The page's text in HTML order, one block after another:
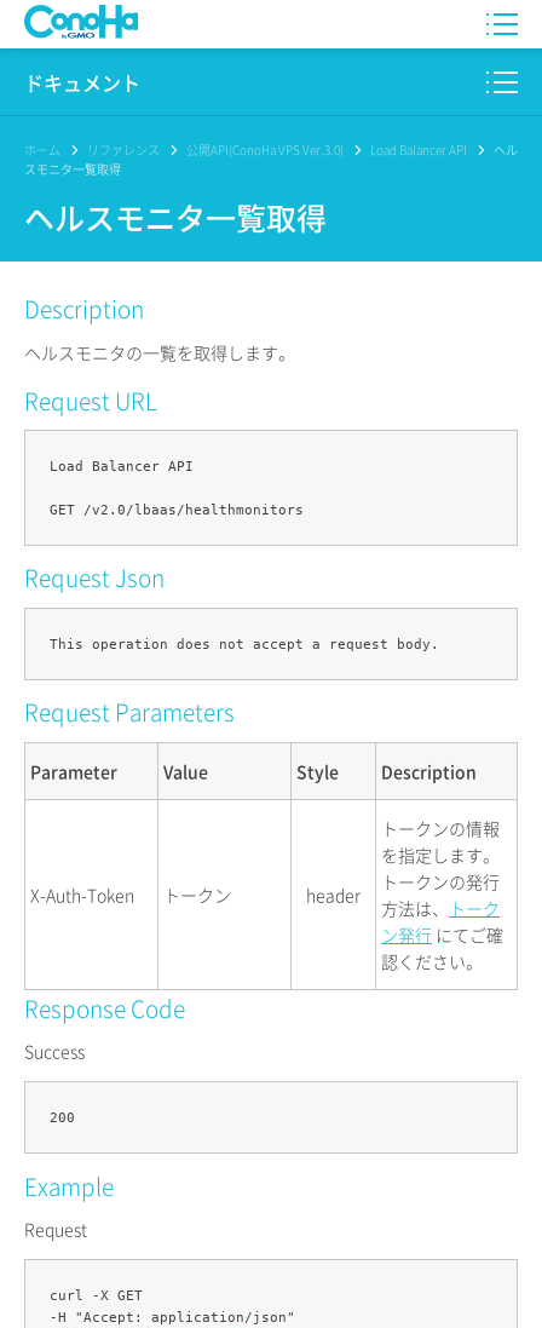
WING
Pencil
サービス一覧
サポート
ドキュメント
このサイトについて
プロダクト
リファレンス
リリースノート
ホーム リファレンス 公開API(ConoHa VPS Ver.3.0) Load Balancer API
ヘル
スモニタ一覧取得
ヘルスモニタ一覧取得
Description
ヘルスモニタの一覧を取得します。
Request URL
Load Balancer API
Request Json
Request Parameters
Parameter Value Style Description
X-Auth-Token トークン header
トークンの情報
を指定します。
トークンの発行
方法は、
トーク
ン発行 にてご確
認ください。
Response Code
Success
Example
Request
curl -X GET
-H "Accept: application/json"